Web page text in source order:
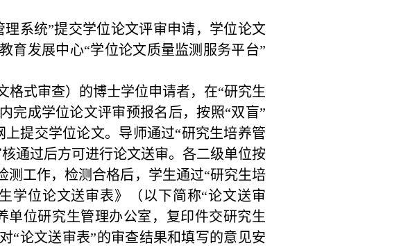
系统”提交学位论文评审申请， 学位论文
育发展中心“学位论文质量监测服务平台”
格式审查）的博士学位申请者，在“研究生
完成学位论文评审预报名后，按照“双盲”
上提交学位论文。 导师通过“研究生培养管
通过后方可进行论文送审。 各二级单位按
测工作，检测合格后，学生通过“研究生培
学位论文送审表》（以下简称“论文送审
单位研究生管理办公室，复印件交研究生
“论文送审表”的审查结果和填写的意见安